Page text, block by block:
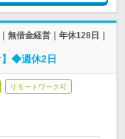
無借金経営｜年休128日｜
】◆週休2日
リモートワーク可